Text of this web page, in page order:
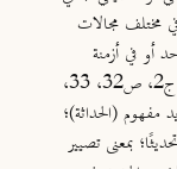
مختلف مجالات
أو في أزمنة
الحوار أفقًا للفكر، ص151. فقه الفلسفة، ج2، ص32، 33،
مفهوم (الحداثة)؛
بمعنى تصيير